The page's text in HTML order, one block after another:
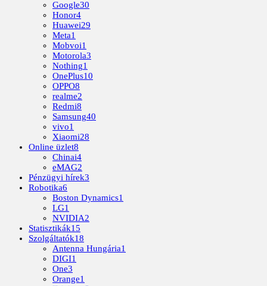
Google30
Honor4
Huawei29
Meta1
Mobvoi1
Motorola3
Nothing1
OnePlus10
OPPO8
realme2
Redmi8
Samsung40
vivo1
Xiaomi28
Online üzlet8
Chinai4
eMAG2
Pénzügyi hírek3
Robotika6
Boston Dynamics1
LG1
NVIDIA2
Statisztikák15
Szolgáltatók18
Antenna Hungária1
DIGI1
One3
Orange1